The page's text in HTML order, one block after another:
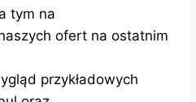
tym na
ofert na ostatnim
przykładowych